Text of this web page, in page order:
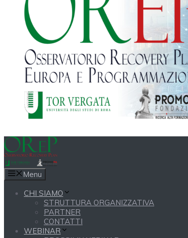
Menu
CHI SIAMO
STRUTTURA ORGANIZZATIVA
PARTNER
CONTATTI
WEBINAR